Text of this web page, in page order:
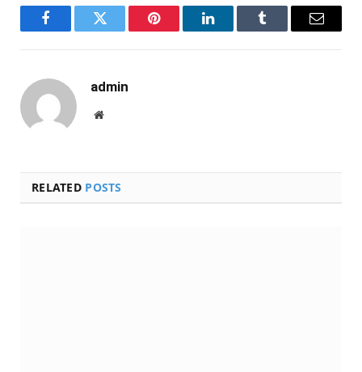
FacebookTwitter Pinterest LinkedInTumblr Email
admin
Website
RELATED POSTS